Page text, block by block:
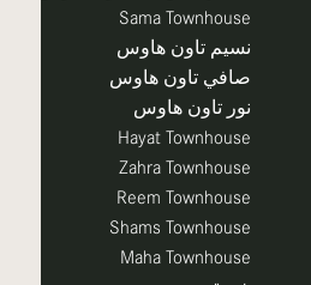
Sama Townhouse
نسيم تاون هاوس
صافي تاون هاوس
نور تاون هاوس
Hayat Townhouse
Zahra Townhouse
Reem Townhouse
Shams Townhouse
Maha Townhouse